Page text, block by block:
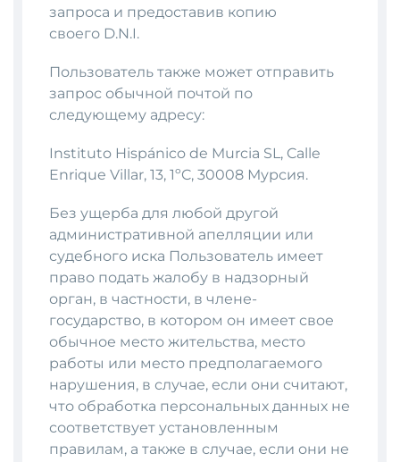
запроса и предоставив копию
своего D.N.I.
Пользователь также может отправить
запрос обычной почтой по
следующему адресу:
Instituto Hispánico de Murcia SL, Calle
Enrique Villar, 13, 1ºC, 30008 Мурсия.
Без ущерба для любой другой
административной апелляции или
судебного иска Пользователь имеет
право подать жалобу в надзорный
орган, в частности, в члене-
государство, в котором он имеет свое
обычное место жительства, место
работы или место предполагаемого
нарушения, в случае, если они считают,
что обработка персональных данных не
соответствует установленным
правилам, а также в случае, если они не